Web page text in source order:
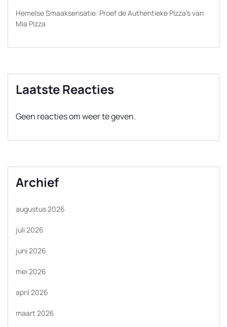
Hemelse Smaaksensatie: Proef de Authentieke Pizza’s van
Mia Pizza
Laatste Reacties
Geen reacties om weer te geven.
Archief
augustus 2026
juli 2026
juni 2026
mei 2026
april 2026
maart 2026